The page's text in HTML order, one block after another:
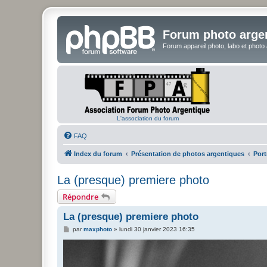
Forum photo
Forum appareil photo, labo et photo
L'association du forum
FAQ
Index du forum Présentation de photos argentiques
La (presque) premiere photo
Répondre
La (presque) premiere photo
Mparmaxphoto» lundi 30 janvier 2023 16:35